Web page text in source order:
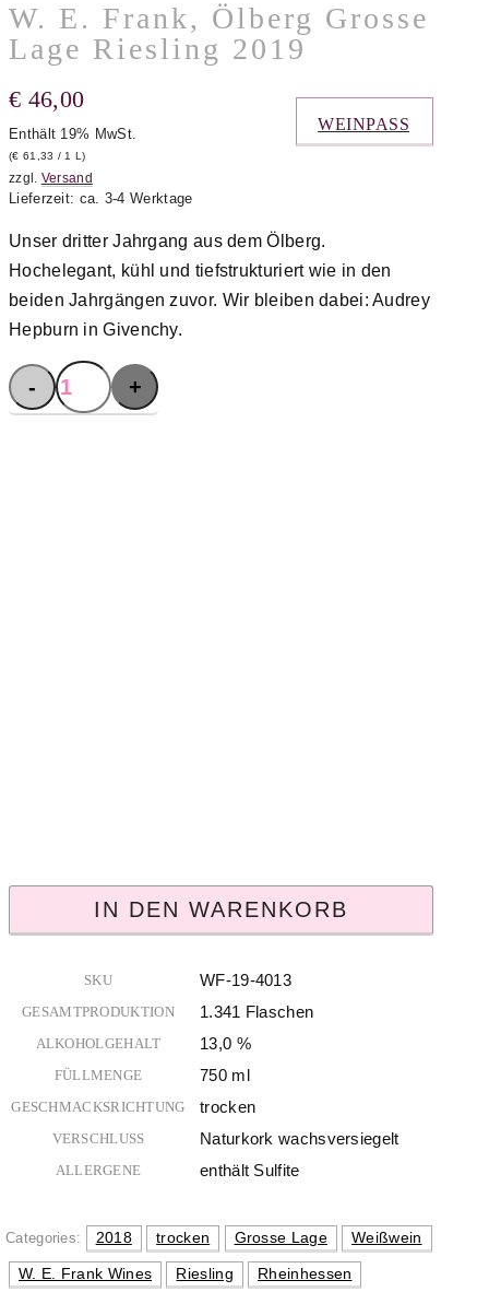
W. E. Frank, Ölberg Grosse
Lage Riesling 2019
€ 46,00
Enthält 19% MwSt.
(€ 61,33 / 1 L)
zzgl. Versand
Lieferzeit: ca. 3-4 Werktage
WEINPASS
Unser dritter Jahrgang aus dem Ölberg.
Hochelegant, kühl und tiefstrukturiert wie in den
beiden Jahrgängen zuvor. Wir bleiben dabei: Audrey
Hepburn in Givenchy.
IN DEN WARENKORB
SKU WF-19-4013
GESAMTPRODUKTION 1.341 Flaschen
ALKOHOLGEHALT 13,0 %
FÜLLMENGE 750 ml
GESCHMACKSRICHTUNG trocken
VERSCHLUSS Naturkork wachsversiegelt
ALLERGENE enthält Sulfite
Categories: 2018 trocken Grosse Lage Weißwein
W. E. Frank Wines Riesling Rheinhessen